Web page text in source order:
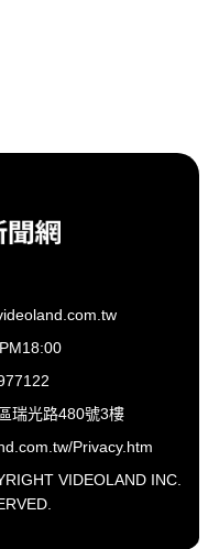
瑞光路480號3樓
Privacy.htm
VIDEOLAND INC.